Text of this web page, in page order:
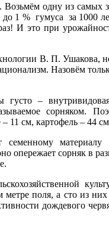
одну из самых
до 1 % гумуса за 1000
И это при
В. П. Ушакова,
Назовём
–
сорняком.
– 11 см, картофель – 44
семенному материалу
опережает сорняк в
метре поля, а сто из
дождевого